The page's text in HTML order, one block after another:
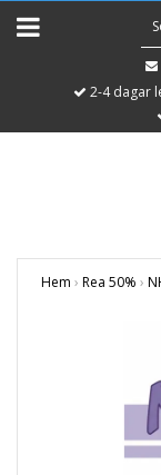
2-4 dagar
Hem › Rea 50% ›